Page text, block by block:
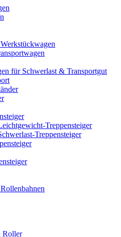
für Schwerlast & Transportgut
Treppensteiger
Treppensteiger
Roller